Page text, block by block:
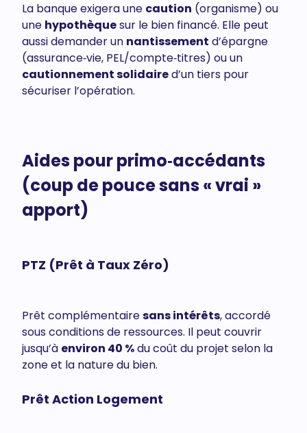
La banque exigera une caution (organisme) ou
une hypothèquesur le bien financé. Elle peut
aussi demander un nantissement d’épargne
(assurance‑vie, PEL/compte‑titres) ou un
cautionnement solidaired’un tiers pour
sécuriser l’opération.
Aides pour primo‑accédants
(coup de pouce sans « vrai »
apport)
PTZ (Prêt à Taux Zéro)
Prêt complémentairesans intérêts, accordé
sous conditions de ressources. Il peut couvrir
jusqu’à environ 40 %du coût du projet selon la
zone et la nature du bien.
Prêt Action Logement